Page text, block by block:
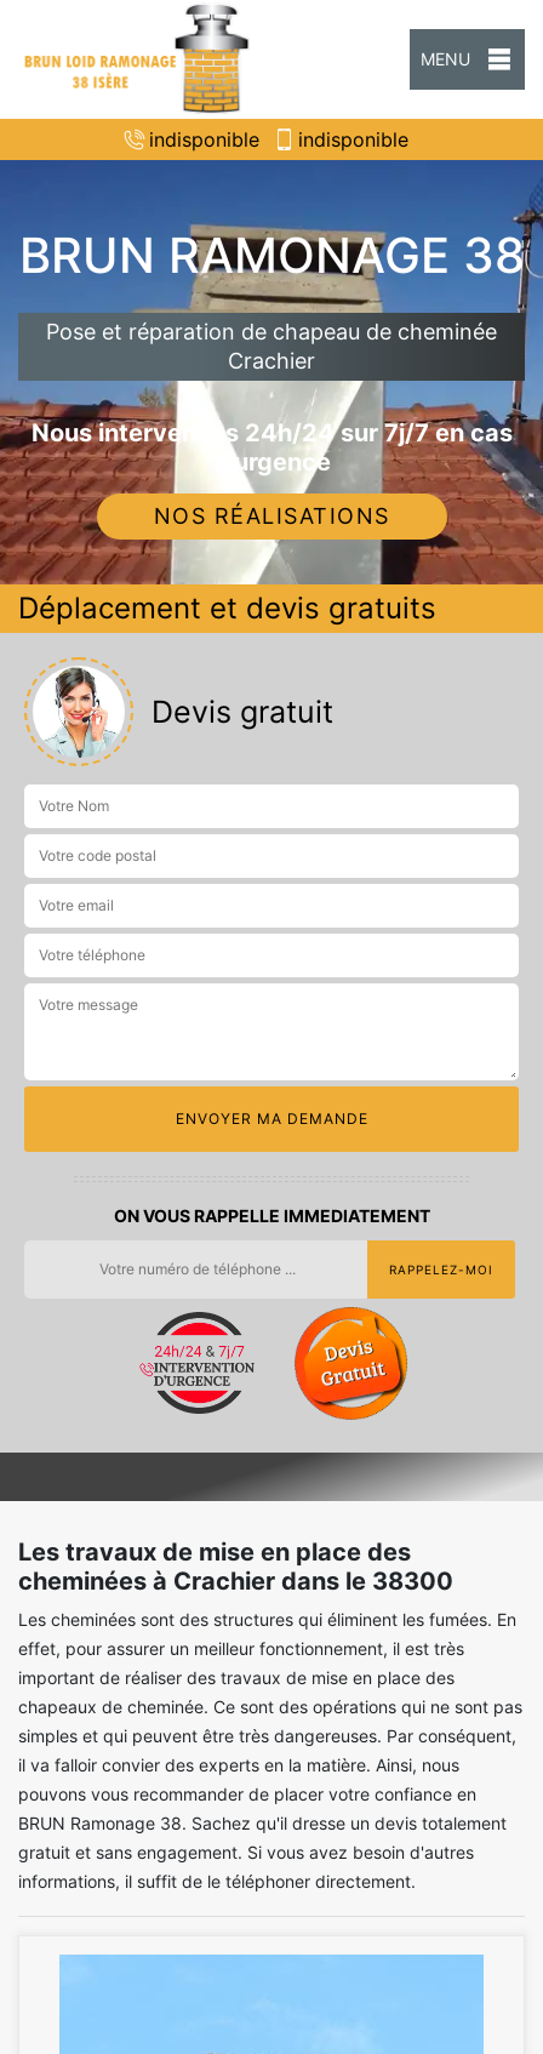
MENU
indisponible indisponible
BRUN RAMONAGE 38
Pose et réparation de chapeau de cheminée
Crachier
Nous intervenons 24h/24 sur 7j/7 en cas
d'urgence
NOS RÉALISATIONS
Déplacement et devis gratuits
Devis gratuit
ON VOUS RAPPELLE IMMEDIATEMENT
Les travaux de mise en place des
cheminées à Crachier dans le 38300
Les cheminées sont des structures qui éliminent les fumées. En
effet, pour assurer un meilleur fonctionnement, il est très
important de réaliser des travaux de mise en place des
chapeaux de cheminée. Ce sont des opérations qui ne sont pas
simples et qui peuvent être très dangereuses. Par conséquent,
il va falloir convier des experts en la matière. Ainsi, nous
pouvons vous recommander de placer votre confiance en
BRUN Ramonage 38. Sachez qu'il dresse un devis totalement
gratuit et sans engagement. Si vous avez besoin d'autres
informations, il suffit de le téléphoner directement.